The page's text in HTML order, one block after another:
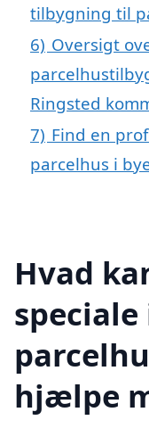
tilbygning til
6) Oversigt
Ringsted
7) Find en
parcelhus i
Hvad
hjælpe